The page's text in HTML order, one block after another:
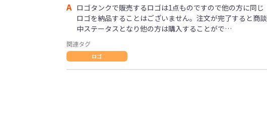
A ロゴタンクで販売するロゴは1点ものですので他の方に同じ
ロゴを納品することはございません。注文が完了すると商談
中ステータスとなり他の方は購入することがで…
関連タグ
ロゴ